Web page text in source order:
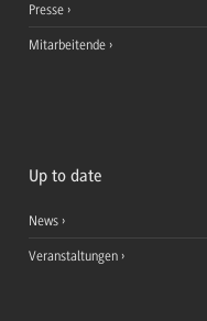
Presse
Mitarbeitende
Up to date
News
Veranstaltungen